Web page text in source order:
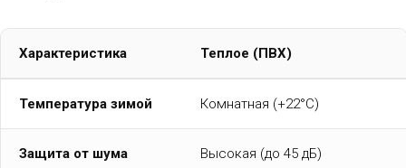
Характеристика Теплое (ПВХ)
Температура зимой Комнатная (+22°C)
Защита от шума Высокая (до 45 дБ)